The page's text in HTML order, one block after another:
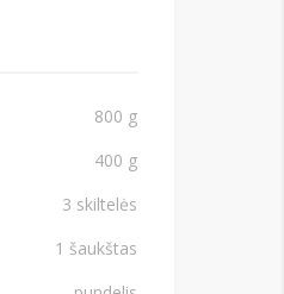
800 g
400 g
3 skiltelės
1 šaukštas